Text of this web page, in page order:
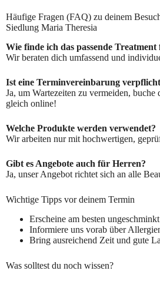
Häufige Fragen (FAQ) zu deinem
Siedlung Maria Theresia
Wie finde ich das passende
Wir beraten dich umfassend und
Ist eine Terminvereinbarung
Ja, um Wartezeiten zu vermeiden, buche
gleich online!
Welche Produkte werden verwendet?
Wir arbeiten nur mit hochwertigen,
Gibt es Angebote auch für Herren?
Ja, unser Angebot richtet sich an alle
Wichtige Tipps vor deinem Termin
Erscheine am besten ungeschminkt
Informiere uns vorab über
Bring ausreichend Zeit und gute
Was solltest du noch wissen?